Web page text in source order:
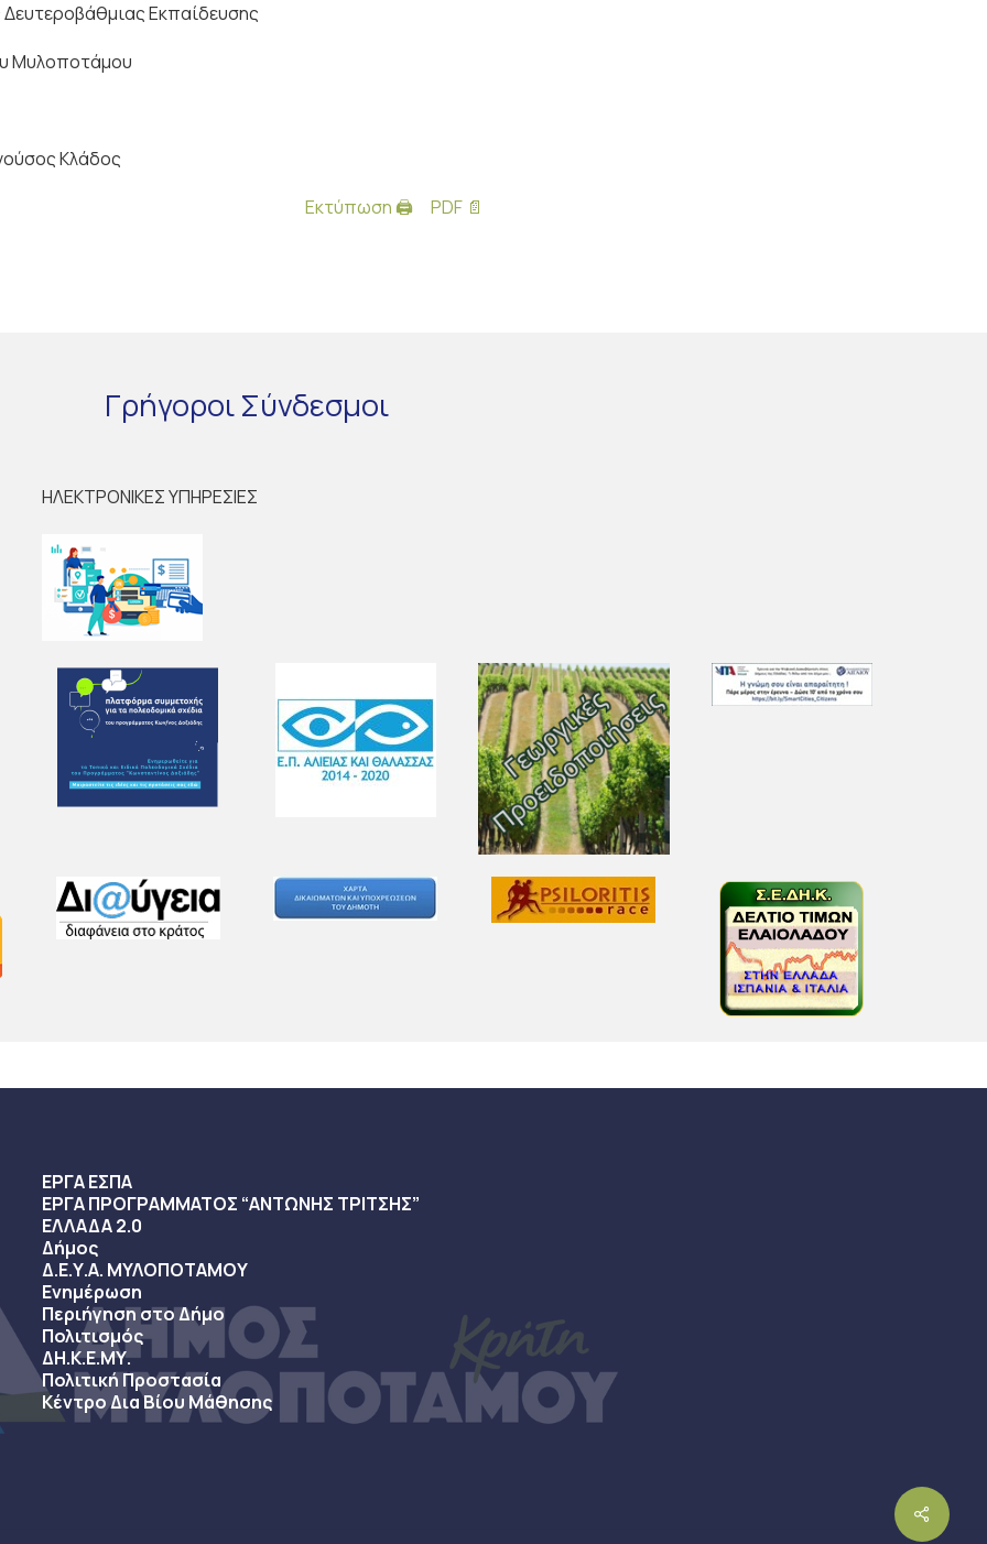
Εκπαίδευσης
Μυλοποτάμου
Κλάδος
Εκτύπωση 🖨
PDF 📄
ΓρήγοροιΣύνδεσμοι
ΗΛΕΚΤΡΟΝΙΚΕΣ ΥΠΗΡΕΣΙΕΣ
ΕΡΓΑ ΕΣΠΑ
ΕΡΓΑ ΠΡΟΓΡΑΜΜΑΤΟΣ “ΑΝΤΩΝΗΣ ΤΡΙΤΣΗΣ”
ΕΛΛΑΔΑ 2.0
Δήμος
Δ.Ε.Υ.Α. ΜΥΛΟΠΟΤΑΜΟΥ
Ενημέρωση
Περιήγηση στο Δήμο
Πολιτισμός
ΔΗ.Κ.Ε.ΜΥ.
Πολιτική Προστασία
Κέντρο Δια Βίου Μάθησης